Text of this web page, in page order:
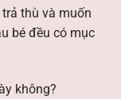
thù và muốn
bé đều có mục
không?